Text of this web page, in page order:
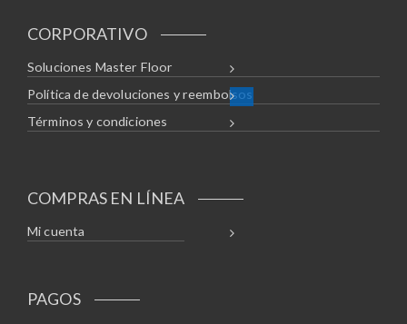
CORPORATIVO
Soluciones Master Floor
Política de devoluciones y reembolsos
Términos y condiciones
COMPRAS EN LÍNEA
Mi cuenta
PAGOS